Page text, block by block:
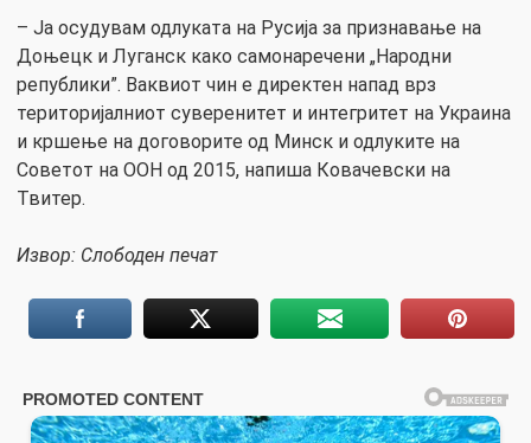
– Ја осудувам одлуката на Русија за признавање на
Доњецк и Луганск како самонаречени „Народни
републики”. Ваквиот чин е директен напад врз
територијалниот суверенитет и интегритет на Украина
и кршење на договорите од Минск и одлуките на
Советот на ООН од 2015, напиша Ковачевски на
Твитер.
Извор: Слободен печат